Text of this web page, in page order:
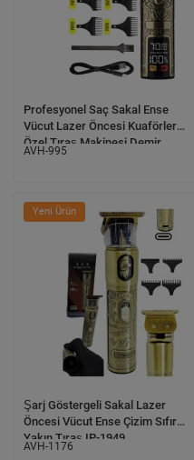
Profesyonel Saç Sakal Ense
Vücut Lazer Öncesi Kuaförlere
Özel Tıraş Makinesi Demir
Kasa IP-0685
AVH-995
Yeni Ürün
Şarj Göstergeli Sakal Lazer
Öncesi Vücut Ense Çizim Sıfıra
Yakın Tıraş IP-1949
AVH-1176